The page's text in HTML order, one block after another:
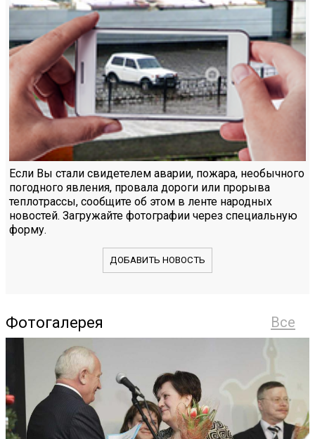
Если Вы стали свидетелем аварии, пожара, необычного
погодного явления, провала дороги или прорыва
теплотрассы, сообщите об этом в ленте народных
новостей. Загружайте фотографии через специальную
форму.
ДОБАВИТЬ НОВОСТЬ
Все
Фотогалерея